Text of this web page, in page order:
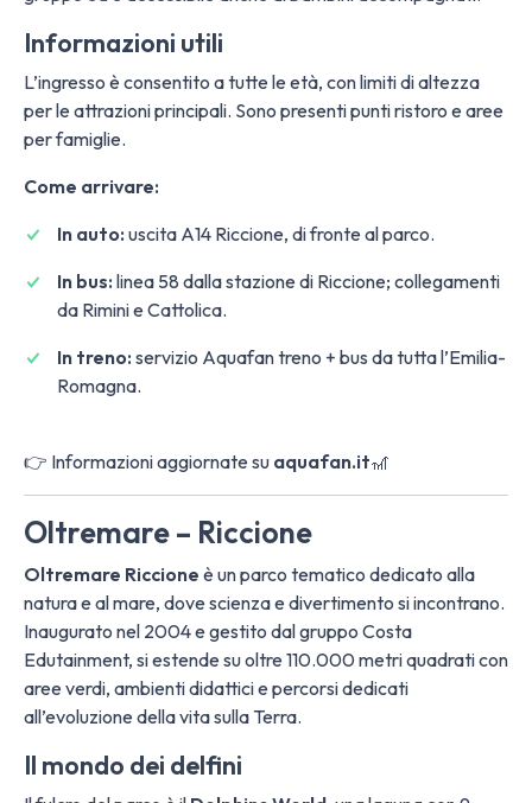
Informazioni utili
L’ingresso è consentito a tutte le età, con limiti di altezza
per le attrazioni principali. Sono presenti punti ristoro e aree
per famiglie.
Come arrivare:
In auto: uscita A14 Riccione, di fronte al parco.
In bus: linea 58 dalla stazione di Riccione; collegamenti
da Rimini e Cattolica.
In treno: servizio Aquafan treno + bus da tutta l’Emilia-
Romagna.
👉 Informazioni aggiornate su aquafan.it🎢
Oltremare – Riccione
Oltremare Riccione è un parco tematico dedicato alla
natura e al mare, dove scienza e divertimento si incontrano.
Inaugurato nel 2004 e gestito dal gruppo Costa
Edutainment, si estende su oltre 110.000 metri quadrati con
aree verdi, ambienti didattici e percorsi dedicati
all’evoluzione della vita sulla Terra.
Il mondo dei delfini